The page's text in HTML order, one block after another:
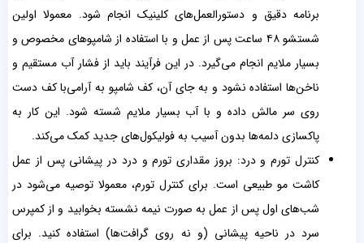
برنامه دقیق و دستورالعمل‌های کلینیک انجام شود. معمولا اولین
شستشو ۴۸ ساعت پس از عمل و با استفاده از شامپوهای مخصوص و
بسیار ملایم انجام می‌گیرد. در این فرآیند باید از فشار آب مستقیم و
ناخن‌ها استفاده نشود و به جای آن، کف شامپو به آرامی‌با کف دست
روی سر مالش داده و با آب بسیار ملایم شسته شود. این کار به
پاکسازی دلمه‌ها بدون آسیب به فولیکول‌های جدید کمک می‌کند.
کنترل تورم و درد: بروز مقداری تورم و درد در پیشانی پس از عمل
کاشت مو طبیعی است. برای کنترل تورم، معمولا توصیه می‌شود در
شب‌های اول پس از عمل به صورت نیمه نشسته بخوابید و از کمپرس
سرد در ناحیه پیشانی (و نه روی گرافت‌ها) استفاده کنید. برای